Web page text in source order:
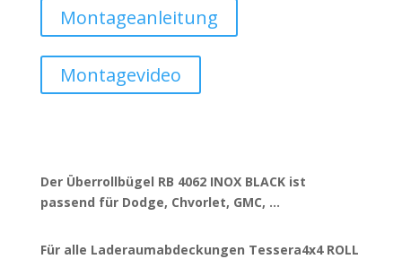
Montageanleitung
Montagevideo
Der Überrollbügel RB 4062 INOX BLACK ist
passend für Dodge, Chvorlet, GMC, …
Für alle Laderaumabdeckungen Tessera4x4 ROLL